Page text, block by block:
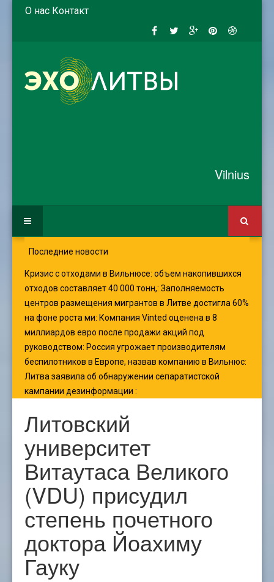
О нас Контакт
Vilnius
Последние новости
Кризис с отходами в Вильнюсе: объем накопившихся
отходов составляет 40 000 тонн,: Заполняемость
центров размещения мигрантов в Литве достигла 60%
на фоне роста ми: Компания Vinted оценена в 8
миллиардов евро после продажи акций под
руководством: Россия угрожает производителям
беспилотников в Европе, назвав компанию в Вильнюс:
Литва заявила об обнаружении сепаратистской
кампании дезинформации :
Литовский
университет
Витаутаса Великого
(VDU) присудил
степень почетного
доктора Йоахиму
Гауку